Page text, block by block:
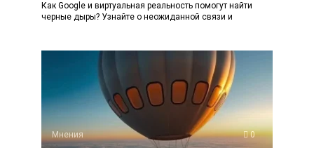
Как Google и виртуальная реальность помогут найти
черные дыры? Узнайте о неожиданной связи и
Мнения 0